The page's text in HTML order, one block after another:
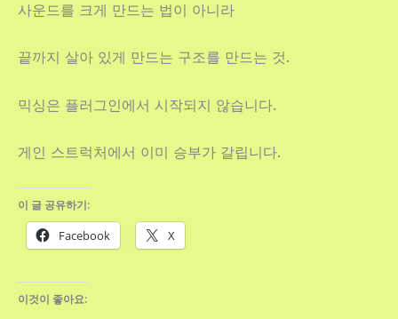
사운드를 크게 만드는 법이 아니라
끝까지 살아 있게 만드는 구조를 만드는 것.
믹싱은 플러그인에서 시작되지 않습니다.
게인 스트럭처에서 이미 승부가 갈립니다.
이 글 공유하기:
Facebook X
이것이 좋아요: